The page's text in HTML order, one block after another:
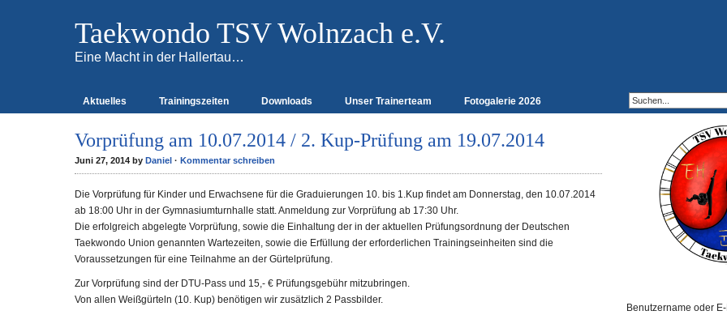
Taekwondo TSV Wolnzach e.V.
Eine Macht in der Hallertau…
Aktuelles Trainingszeiten Downloads Unser Trainerteam Fotogalerie 2026
Vorprüfung am 10.07.2014 / 2. Kup-Prüfung am 19.07.2014
Juni 27, 2014 by Daniel · Kommentar schreiben
Die Vorprüfung für Kinder und Erwachsene für die Graduierungen 10. bis 1.Kup findet am Donnerstag, den 10.07.2014
ab 18:00 Uhr in der Gymnasiumturnhalle statt. Anmeldung zur Vorprüfung ab 17:30 Uhr.
Die erfolgreich abgelegte Vorprüfung, sowie die Einhaltung der in der aktuellen Prüfungsordnung der Deutschen
Taekwondo Union genannten Wartezeiten, sowie die Erfüllung der erforderlichen Trainingseinheiten sind die
Voraussetzungen für eine Teilnahme an der Gürtelprüfung.
Zur Vorprüfung sind der DTU-Pass und 15,- € Prüfungsgebühr mitzubringen.
Von allen Weißgürteln (10. Kup) benötigen wir zusätzlich 2 Passbilder.
Benutzername oder